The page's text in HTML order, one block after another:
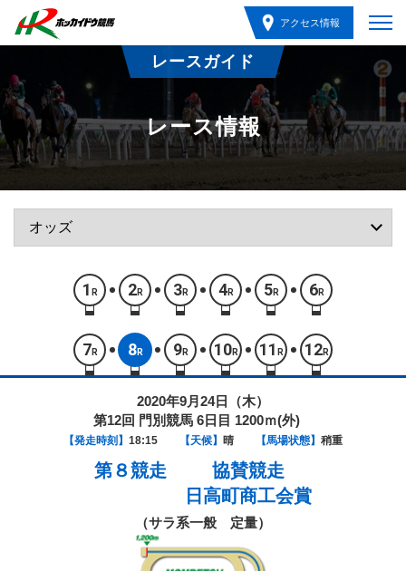
アクセス情報
レースガイド
レース情報
1 R 2R 3R 4R 5R 6R
7 R 8R 9R 10R 11 R 12R
2020年9月24日（木）
第12回 門別競馬 6日目 1200ｍ(外)
【発走時刻】 18:15 【天候】 晴 【馬場状態】 稍重
第８競走
協賛競走
日高町商工会賞
（サラ系一般 定量）